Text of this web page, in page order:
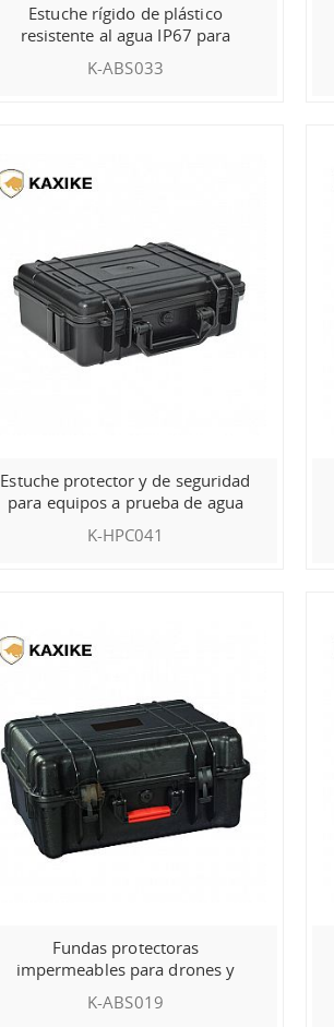
Estuche rígido de plástico
resistente al agua IP67 para
K-ABS033
Estuche protector y de seguridad
para equipos a prueba de agua
K-HPC041
Fundas protectoras
impermeables para drones y
K-ABS019